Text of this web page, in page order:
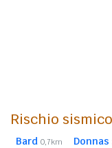
Rischio
Bard 0,7km Donnas